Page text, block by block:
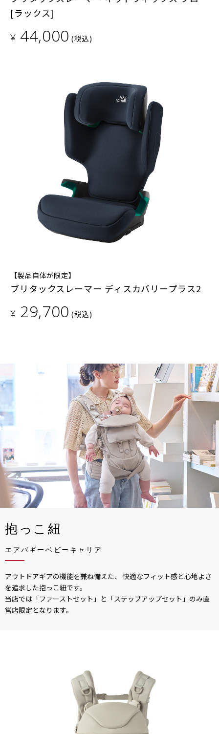
[ラックス]
¥ 44,000 (税込)
【製品自体が限定】
ブリタックスレーマー ディスカバリープラス2
¥ 29,700 (税込)
抱っこ紐
エアバギーベビーキャリア
アウトドアギアの機能を兼ね備えた、 快適なフィット感と心地よさ
を追求した抱っこ紐です。
当店では「ファーストセット」と「ステップアップセット」のみ直
営店限定となります。